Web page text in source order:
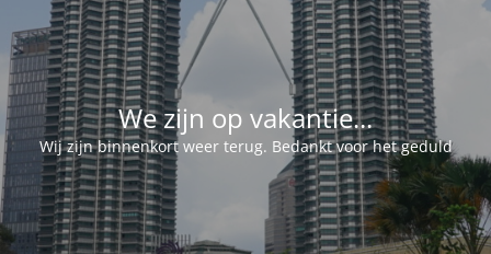
We zijn op vakantie...
Wij zijn binnenkort weer terug. Bedankt voor het geduld